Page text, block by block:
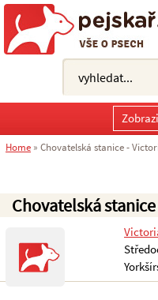
Chovatelská
Home » Chovatelská stanice -